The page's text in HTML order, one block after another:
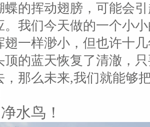
挥动翅膀，可能会引
。我们今天做的一个小
翅一样渺小，但也许十
顶的蓝天恢复了清澈，
，那么未来,我们就能够
水鸟！